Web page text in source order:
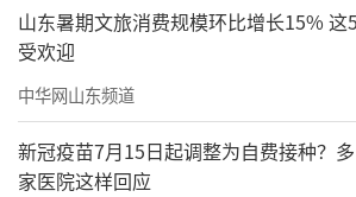
山东暑期文旅消费规模环比增长15%
受欢迎
中华网山东频道
新冠疫苗7月15日起调整为自费接种？多
家医院这样回应